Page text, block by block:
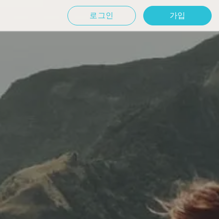
로그인 가입